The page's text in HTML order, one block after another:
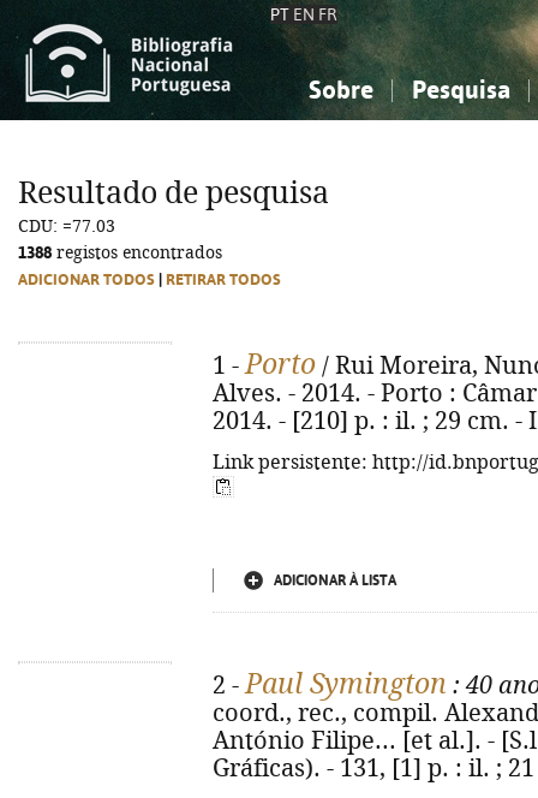
PT EN FR
Sobre Pesquisa
Ciências sociais...
Ciências sociais...
Resultado de pesquisa
CDU: =77.03
1388 registos encontrados
ADICIONAR TODOS RETIRAR TODOS
1 -Porto / Rui Moreira,
Alves. - 2014. - Porto :
2014. - [210] p. : il. ; 29 cm. -
Link persistente: http://
ADICIONAR À LISTA
2 -Paul Symington : 40
coord., rec., compil.
António Filipe... [et al.]. -
Gráficas). - 131, [1] p. : il. ;